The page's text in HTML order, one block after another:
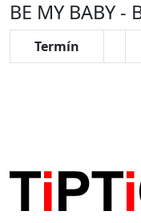
BE MY BABY -
Termín